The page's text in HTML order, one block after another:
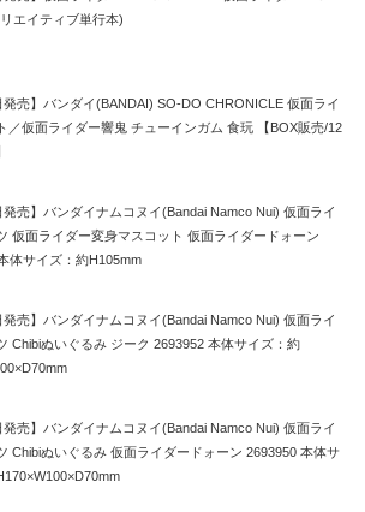
エイティブ単行本)
発売】バンダイ(BANDAI) SO-DO CHRONICLE 仮面ライ
／仮面ライダー響鬼 チューインガム 食玩 【BOX販売/12
発売】バンダイナムコヌイ(Bandai Namco Nui) 仮面ライ
仮面ライダー変身マスコット 仮面ライダードォーン
体サイズ：約H105mm
発売】バンダイナムコヌイ(Bandai Namco Nui) 仮面ライ
Chibiぬいぐるみ ジーク 2693952 本体サイズ：約
発売】バンダイナムコヌイ(Bandai Namco Nui) 仮面ライ
Chibiぬいぐるみ 仮面ライダードォーン 2693950 本体サ